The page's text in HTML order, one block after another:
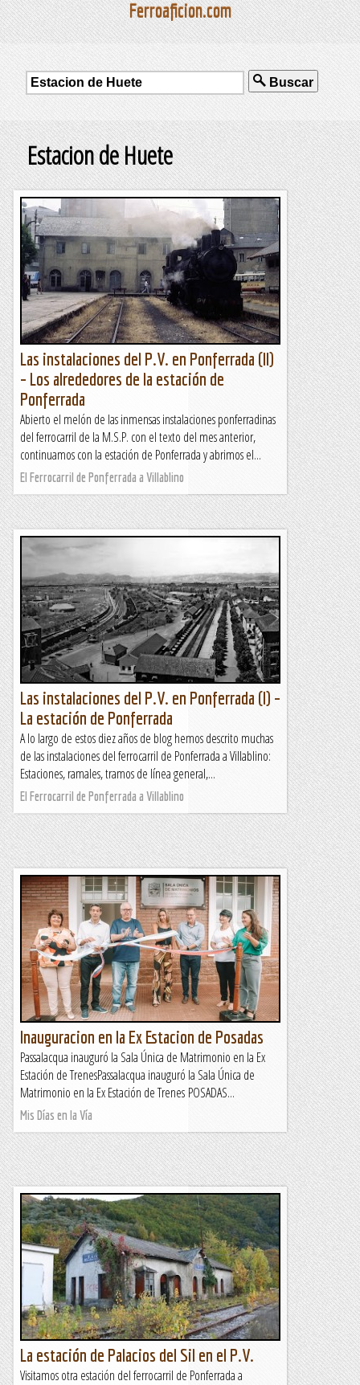
Ferroaficion.com
Buscar
Estacion de Huete
Las instalaciones del P.V. en Ponferrada (II)
– Los alrededores de la estación de
Ponferrada
Abierto el melón de las inmensas instalaciones ponferradinas
del ferrocarril de la M.S.P. con el texto del mes anterior,
continuamos con la estación de Ponferrada y abrimos el...
El Ferrocarril de Ponferrada a Villablino
Las instalaciones del P.V. en Ponferrada (I) –
La estación de Ponferrada
A lo largo de estos diez años de blog hemos descrito muchas
de las instalaciones del ferrocarril de Ponferrada a Villablino:
Estaciones, ramales, tramos de línea general,...
El Ferrocarril de Ponferrada a Villablino
Inauguracion en la Ex Estacion de Posadas
Passalacqua inauguró la Sala Única de Matrimonio en la Ex
Estación de TrenesPassalacqua inauguró la Sala Única de
Matrimonio en la Ex Estación de Trenes POSADAS...
Mis Días en la Vía
La estación de Palacios del Sil en el P.V.
Visitamos otra estación del ferrocarril de Ponferrada a